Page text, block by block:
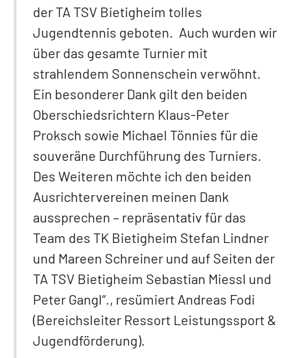
der TA TSV Bietigheim tolles
Jugendtennis geboten. Auch wurden wir
über das gesamte Turnier mit
strahlendem Sonnenschein verwöhnt.
Ein besonderer Dank gilt den beiden
Oberschiedsrichtern Klaus-Peter
Proksch sowie Michael Tönnies für die
souveräne Durchführung des Turniers.
Des Weiteren möchte ich den beiden
Ausrichtervereinen meinen Dank
aussprechen – repräsentativ für das
Team des TK Bietigheim Stefan Lindner
und Mareen Schreiner und auf Seiten der
TA TSV Bietigheim Sebastian Miessl und
Peter Gangl“., resümiert Andreas Fodi
(Bereichsleiter Ressort Leistungssport &
Jugendförderung).